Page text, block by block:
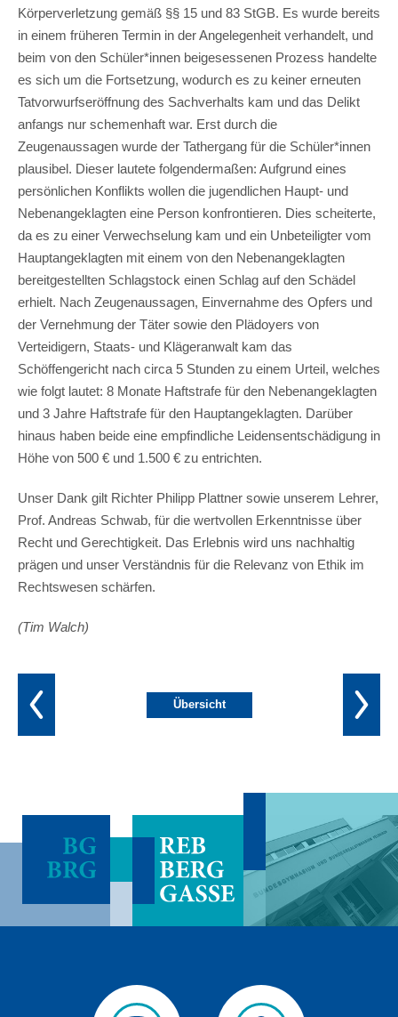
Körperverletzung gemäß §§ 15 und 83 StGB. Es wurde bereits
in einem früheren Termin in der Angelegenheit verhandelt, und
beim von den Schüler*innen beigesessenen Prozess handelte
es sich um die Fortsetzung, wodurch es zu keiner erneuten
Tatvorwurfseröffnung des Sachverhalts kam und das Delikt
anfangs nur schemenhaft war. Erst durch die
Zeugenaussagen wurde der Tathergang für die Schüler*innen
plausibel. Dieser lautete folgendermaßen: Aufgrund eines
persönlichen Konflikts wollen die jugendlichen Haupt- und
Nebenangeklagten eine Person konfrontieren. Dies scheiterte,
da es zu einer Verwechselung kam und ein Unbeteiligter vom
Hauptangeklagten mit einem von den Nebenangeklagten
bereitgestellten Schlagstock einen Schlag auf den Schädel
erhielt. Nach Zeugenaussagen, Einvernahme des Opfers und
der Vernehmung der Täter sowie den Plädoyers von
Verteidigern, Staats- und Klägeranwalt kam das
Schöffengericht nach circa 5 Stunden zu einem Urteil, welches
wie folgt lautet: 8 Monate Haftstrafe für den Nebenangeklagten
und 3 Jahre Haftstrafe für den Hauptangeklagten. Darüber
hinaus haben beide eine empfindliche Leidensentschädigung in
Höhe von 500 € und 1.500 € zu entrichten.
Unser Dank gilt Richter Philipp Plattner sowie unserem Lehrer,
Prof. Andreas Schwab, für die wertvollen Erkenntnisse über
Recht und Gerechtigkeit. Das Erlebnis wird uns nachhaltig
prägen und unser Verständnis für die Relevanz von Ethik im
Rechtswesen schärfen.
(Tim Walch)
Übersicht